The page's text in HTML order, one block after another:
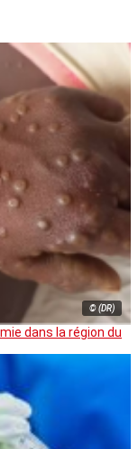
© (DR)
dans la région du